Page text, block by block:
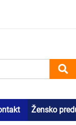
Žensko